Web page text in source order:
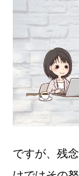
ですが、残